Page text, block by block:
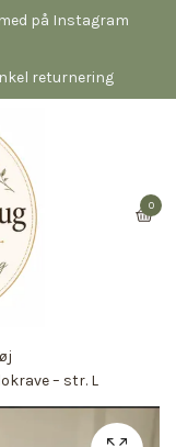
på Instagram
returnering
0
– str. L